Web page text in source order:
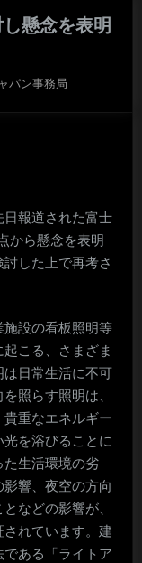
懸念を表明
パン事務局
報道された富士
から懸念を表明
した上で再考さ
設の看板照明等
こる、さまざま
日常生活に不可
照らす照明は、
重なエネルギー
を浴びることに
た生活環境の劣
響、夜空の方向
などの影響が、
れています。建
ある「ライトア